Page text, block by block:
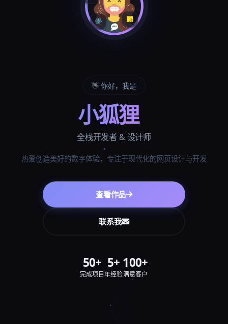
👋 你好，我是
小狐狸
全栈开发者 & 设计师
热爱创造美好的数字体验，专注于现代化的网页设计与开发
查看作品
联系我
50+
完成项目
5+
年经验
100+
满意客户